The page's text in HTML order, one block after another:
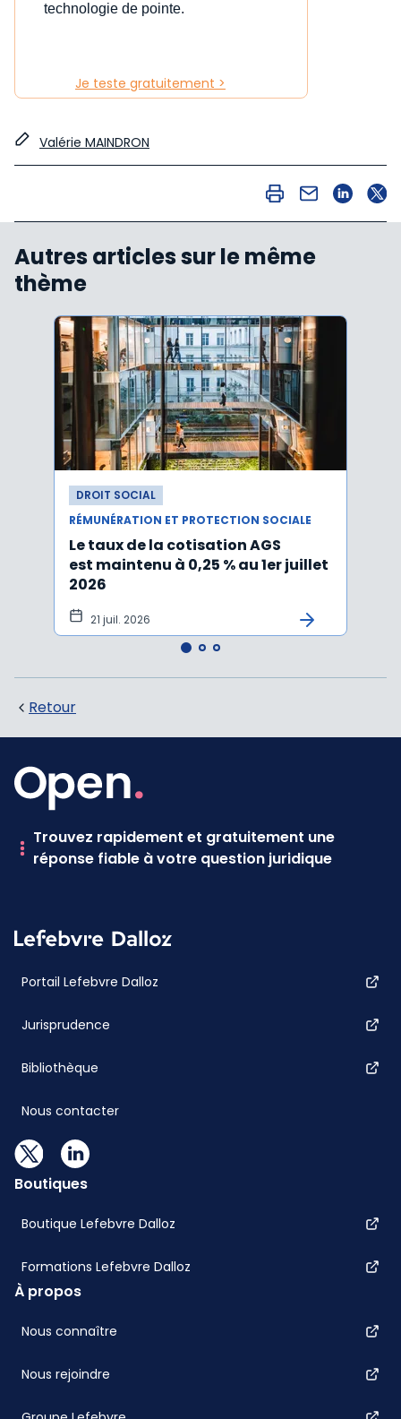
technologie de pointe.
Je teste gratuitement >
Valérie MAINDRON
Autres articles sur le même
thème
DROIT SOCIAL
RÉMUNÉRATION ET PROTECTION SOCIALE
Le taux de la cotisation AGS
est maintenu à 0,25 % au 1er juillet
2026
21 juil. 2026
Retour
Trouvez rapidement et gratuitement une
réponse fiable à votre question juridique
Portail Lefebvre Dalloz
Jurisprudence
Bibliothèque
Nous contacter
Boutiques
Boutique Lefebvre Dalloz
Formations Lefebvre Dalloz
À propos
Nous connaître
Nous rejoindre